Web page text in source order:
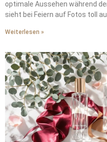
optimale Aussehen während
sieht bei Feiern auf Fotos toll
Weiterlesen »